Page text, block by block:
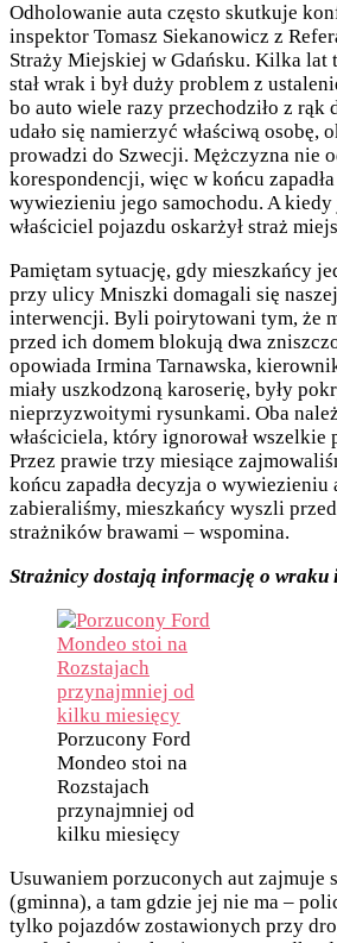
Odholowanie auta często skutkuje
inspektor Tomasz Siekanowicz z
Straży Miejskiej w Gdańsku. Kilka lat
stał wrak i był duży problem z
bo auto wiele razy przechodziło z rąk
udało się namierzyć właściwą osobę,
prowadzi do Szwecji. Mężczyzna nie
korespondencji, więc w końcu
wywiezieniu jego samochodu. A kiedy
właściciel pojazdu oskarżył straż
Pamiętam sytuację, gdy mieszkańcy
przy ulicy Mniszki domagali się
interwencji. Byli poirytowani tym, że
przed ich domem blokują dwa
opowiada Irmina Tarnawska,
miały uszkodzoną karoserię, były
nieprzyzwoitymi rysunkami. Oba
właściciela, który ignorował wszelkie
Przez prawie trzy miesiące
końcu zapadła decyzja o wywiezieniu
zabieraliśmy, mieszkańcy wyszli
strażników brawami – wspomina.
Strażnicy dostają informację o
Porzucony Ford
Mondeo stoi na
Rozstajach
przynajmniej od
kilku miesięcy
Usuwaniem porzuconych aut zajmuje
(gminna), a tam gdzie jej nie ma –
tylko pojazdów zostawionych przy